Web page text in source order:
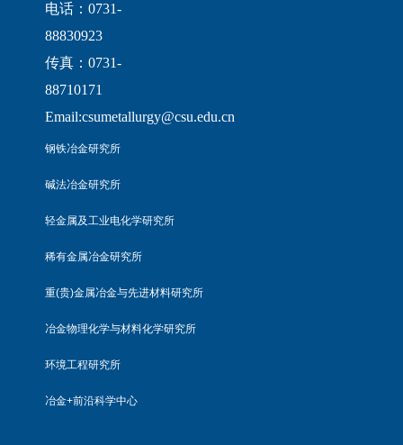
电话：0731-
88830923
传真：0731-
88710171
Email:csumetallurgy@csu.edu.cn
钢铁冶金研究所
碱法冶金研究所
轻金属及工业电化学研究所
稀有金属冶金研究所
重(贵)金属冶金与先进材料研究所
冶金物理化学与材料化学研究所
环境工程研究所
冶金+前沿科学中心